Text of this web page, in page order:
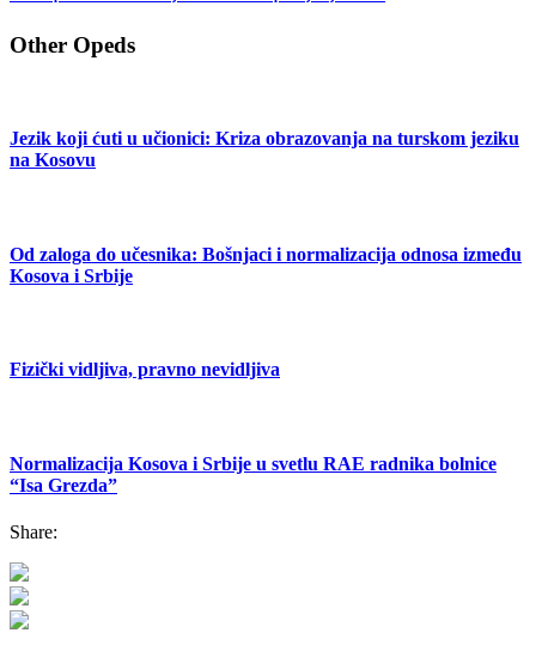
Other Opeds
Jezik koji ćuti u učionici: Kriza obrazovanja na turskom jeziku
na Kosovu
Od zaloga do učesnika: Bošnjaci i normalizacija odnosa između
Kosova i Srbije
Fizički vidljiva, pravno nevidljiva
Normalizacija Kosova i Srbije u svetlu RAE radnika bolnice
“Isa Grezda”
Share: